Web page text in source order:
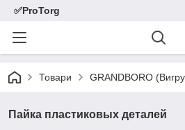
✅ProTorg
Товари GRANDBORO
Пайка пластиковых деталей